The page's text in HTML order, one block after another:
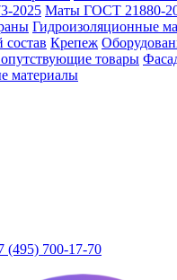
2025 Маты ГОСТ 21880-
Гидроизоляционные
состав Крепеж
товары
материалы
(495) 700-17-70